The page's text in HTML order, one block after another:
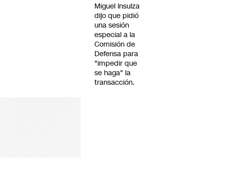
Miguel Insulza
dijo que pidió
una sesión
especial a la
Comisión de
Defensa para
"impedir que
se haga" la
transacción.